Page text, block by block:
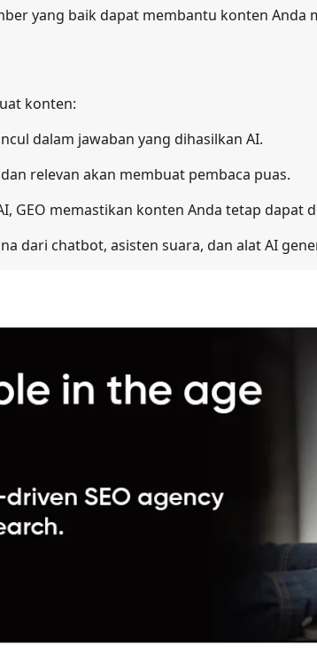
yang baik dapat membantu konten Anda
konten:
dalam jawaban yang dihasilkan AI.
relevan akan membuat pembaca puas.
GEO memastikan konten Anda tetap dapat
dari chatbot, asisten suara, dan alat AI